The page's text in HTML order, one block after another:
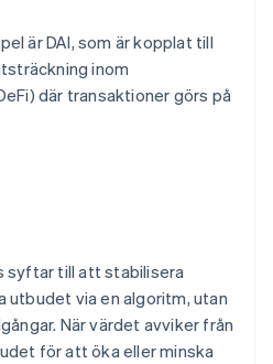
är DAI, som är kopplat till
inom
där transaktioner görs på
syftar till att stabilisera
via en algoritm, utan
När värdet avviker från
för att öka eller minska